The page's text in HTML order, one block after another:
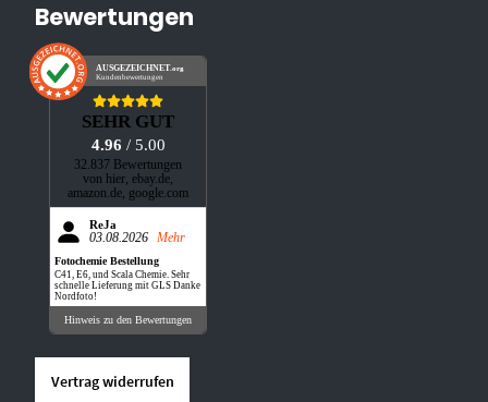
Bewertungen
AUSGEZEICHNET.org
Kundenbewertungen
SEHR GUT
4.96 / 5.00
32.837 Bewertungen
von hier, ebay.de,
amazon.de, google.com
ReJa
03.08.2026 Mehr
Fotochemie Bestellung
C41, E6, und Scala Chemie. Sehr
schnelle Lieferung mit GLS Danke
Nordfoto!
Hinweis zu den Bewertungen
Vertrag widerrufen